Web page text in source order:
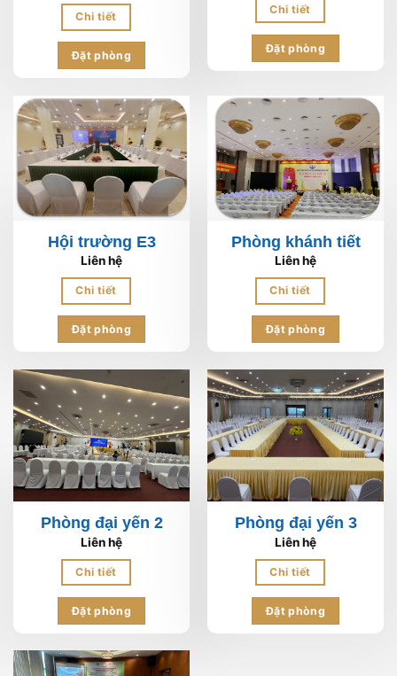
Chi tiết
Đặt phòng
Chi tiết
Đặt phòng
Hội trường E3
Liên hệ
Chi tiết
Đặt phòng
Phòng khánh tiết
Liên hệ
Chi tiết
Đặt phòng
Phòng đại yến 2
Liên hệ
Chi tiết
Đặt phòng
Phòng đại yến 3
Liên hệ
Chi tiết
Đặt phòng